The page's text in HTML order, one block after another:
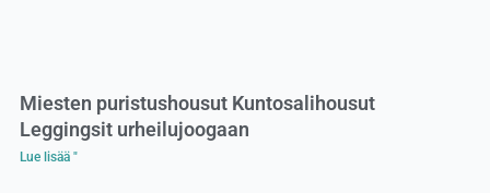
Miesten puristushousut Kuntosalihousut
Leggingsit urheilujoogaan
Lue lisää "